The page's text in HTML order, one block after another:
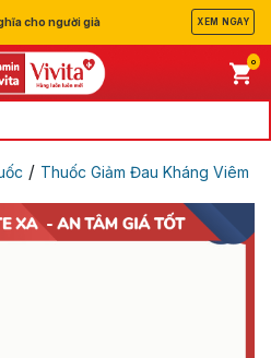
cho người già XEM NGAY
0
/ Thuốc Giảm Đau Kháng Viêm